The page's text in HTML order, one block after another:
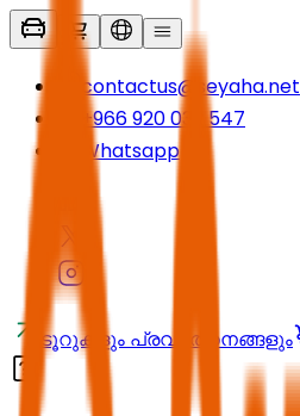
contactus@seyaha.net
+966 920 032 547
Whatsapp
ടൂറുകളും പ്രവർത്തനങ്ങളും